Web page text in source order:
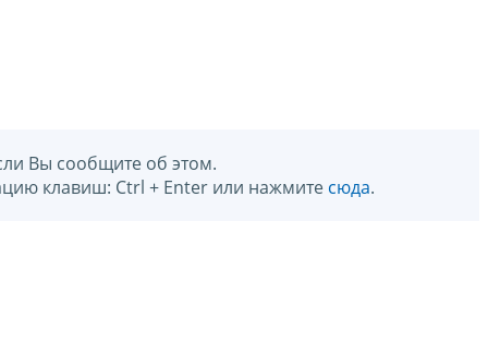
Вы сообщите об этом.
клавиш: Ctrl + Enter или нажмите сюда.